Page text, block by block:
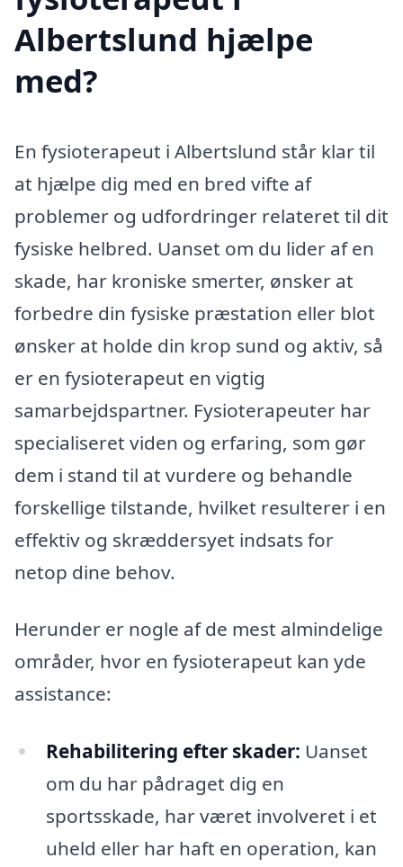
Albertslund hjælpe
med?
En fysioterapeut i Albertslund står klar til
at hjælpe dig med en bred vifte af
problemer og udfordringer relateret til dit
fysiske helbred. Uanset om du lider af en
skade, har kroniske smerter, ønsker at
forbedre din fysiske præstation eller blot
ønsker at holde din krop sund og aktiv, så
er en fysioterapeut en vigtig
samarbejdspartner. Fysioterapeuter har
specialiseret viden og erfaring, som gør
dem i stand til at vurdere og behandle
forskellige tilstande, hvilket resulterer i en
effektiv og skræddersyet indsats for
netop dine behov.
Herunder er nogle af de mest almindelige
områder, hvor en fysioterapeut kan yde
assistance:
Rehabilitering efter skader: Uanset
om du har pådraget dig en
sportsskade, har været involveret i et
uheld eller har haft en operation, kan